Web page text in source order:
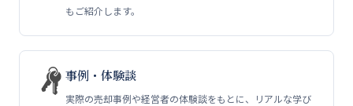
もご紹介します。
事例・体験談
実際の売却事例や経営者の体験談をもとに、リアルな学び